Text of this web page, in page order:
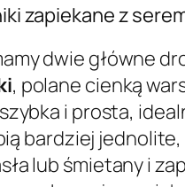
zapiekane z
dwie główne
, polane cienką
i prosta,
bardziej
lub śmietany i